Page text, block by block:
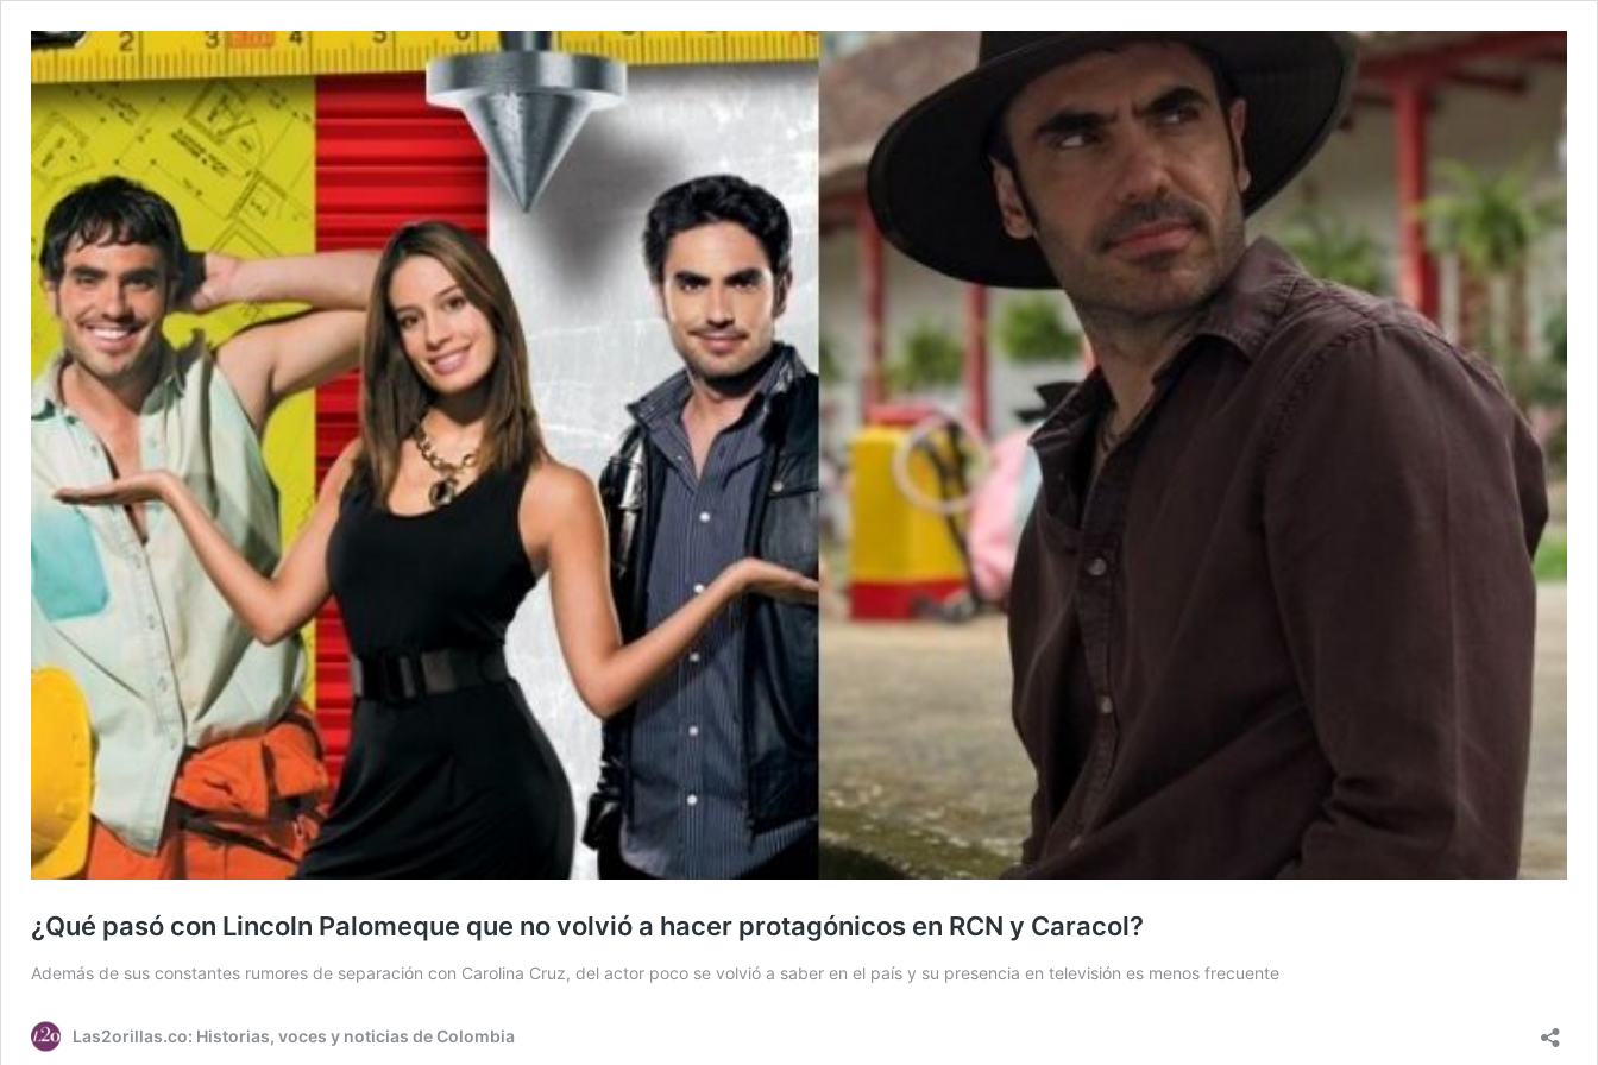
¿Qué pasó con Lincoln Palomeque que no volvió a hacer protagónicos en RCN y Caracol?
Además de sus constantes rumores de separación con Carolina Cruz, del actor poco se volvió a saber en el país y su presencia en televisión es menos frecuente
Las2orillas.co: Historias, voces y noticias de Colombia